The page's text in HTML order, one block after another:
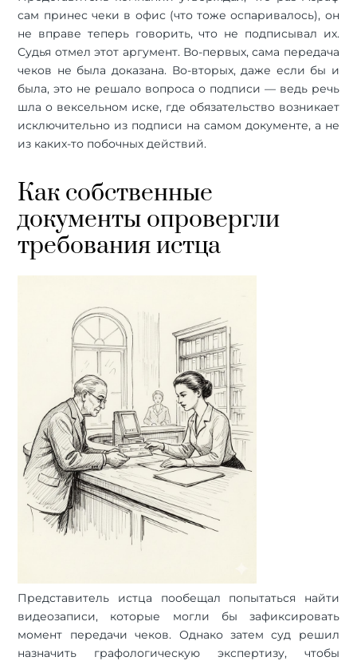
сам принес чеки в офис (что тоже оспаривалось), он
не вправе теперь говорить, что не подписывал их.
Судья отмел этот аргумент. Во-первых, сама передача
чеков не была доказана. Во-вторых, даже если бы и
была, это не решало вопроса о подписи — ведь речь
шла о вексельном иске, где обязательство возникает
исключительно из подписи на самом документе, а не
из каких-то побочных действий.
Как собственные
документы опровергли
требования истца
Представитель истца пообещал попытаться найти
видеозаписи, которые могли бы зафиксировать
момент передачи чеков. Однако затем суд решил
назначить графологическую экспертизу, чтобы